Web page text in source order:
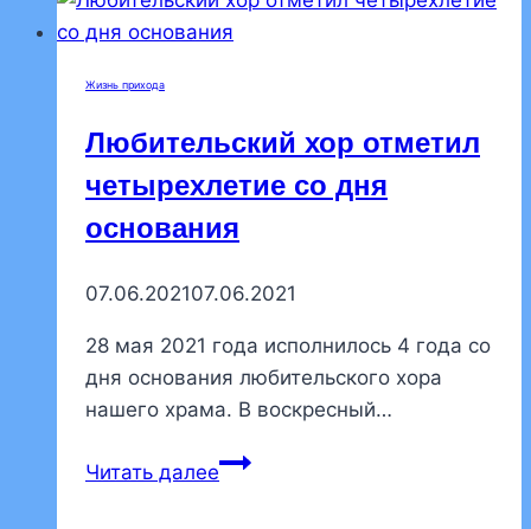
Жизнь прихода
Любительский хор отметил
четырехлетие со дня
основания
07.06.202107.06.2021
28 мая 2021 года исполнилось 4 года со
дня основания любительского хора
нашего храма. В воскресный…
Читать далееЛюбительский